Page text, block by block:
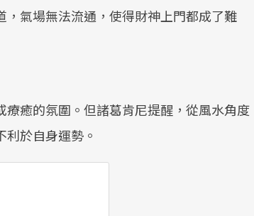
氣場無法流通，使得財神上門都成了難
癒的氛圍。但諸葛肯尼提醒，從風水角度
於自身運勢。